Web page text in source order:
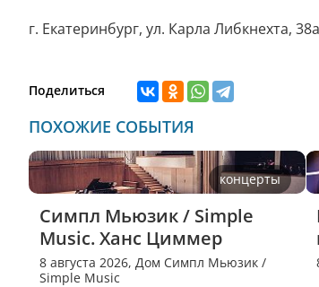
г. Екатеринбург, ул. Карла Либкнехта, 38а
Поделиться
ПОХОЖИЕ СОБЫТИЯ
концерты
Симпл Мьюзик / Simple
Music. Ханс Циммер
8 августа 2026, Дом Симпл Мьюзик /
Simple Music